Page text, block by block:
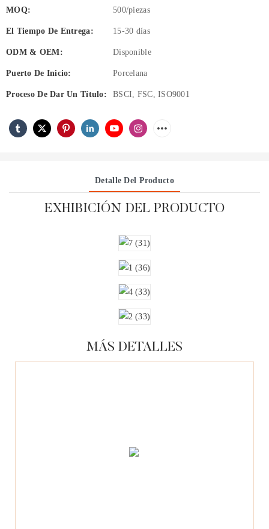
MOQ:
500/piezas
El Tiempo De Entrega: 15-30 días
ODM & OEM: Disponible
Puerto De Inicio: Porcelana
Proceso De Dar Un Título: BSCI, FSC, ISO9001
Detalle Del Producto
EXHIBICIÓN DEL PRODUCTO
MÁS DETALLES